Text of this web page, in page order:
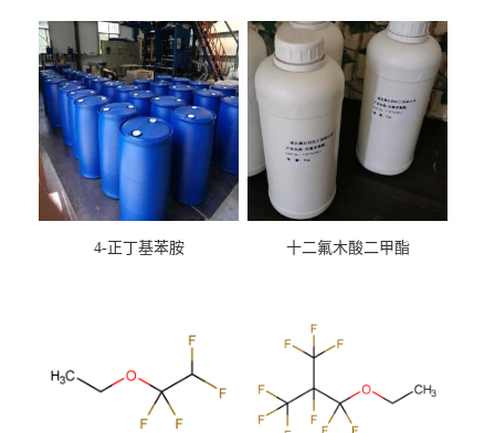
4-正丁基苯胺 十二氟木酸二甲酯